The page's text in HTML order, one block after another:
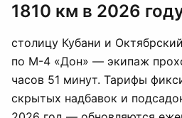
1810 км в 2026
столицу Кубани и
по М-4 «Дон» — экипаж
часов 51 минут. Тарифы
скрытых надбавок и